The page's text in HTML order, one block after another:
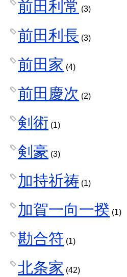
前田利常 (3)
前田利長 (3)
前田家 (4)
前田慶次 (2)
剣術 (1)
剣豪 (3)
加持祈祷 (1)
加賀一向一揆 (1)
勘合符 (1)
北条家 (42)